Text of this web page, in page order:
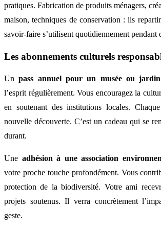
pratiques. Fabrication de produits ménagers,
maison, techniques de conservation : ils
savoir-faire s’utilisent quotidiennement pendant
Les abonnements culturels
Unpass annuel pour un musée ou
l’esprit régulièrement. Vous encouragez la
en soutenant des institutions locales.
nouvelle découverte. C’est un cadeau qui se
durant.
Une adhésion à une association
votre proche touche profondément. Vous
protection de la biodiversité. Votre ami
projets soutenus. Il verra concrètement
geste.